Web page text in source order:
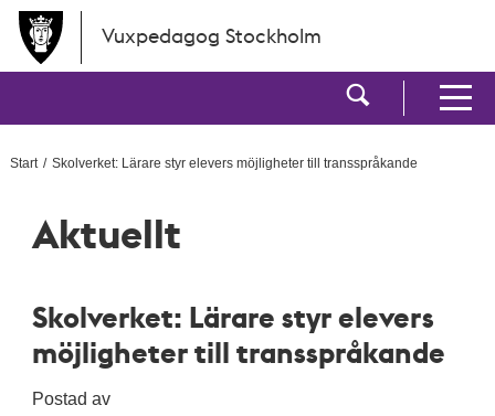
Hoppa till huvudinnehållet
Vuxpedagog Stockholm
Visa
Visa
Start Skolverket: Lärare styr elevers möjligheter till transspråkande
Aktuellt
Skolverket: Lärare styr elevers
möjligheter till transspråkande
Postad av